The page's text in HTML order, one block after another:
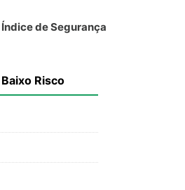
de Segurança
Risco